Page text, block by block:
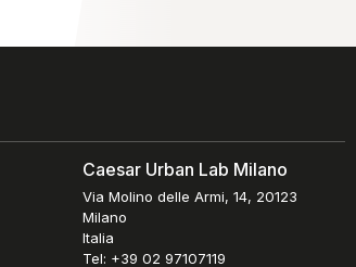
Caesar Urban Lab Milano
Via Molino delle Armi, 14, 20123
Milano
Italia
Tel: +39 02 97107119